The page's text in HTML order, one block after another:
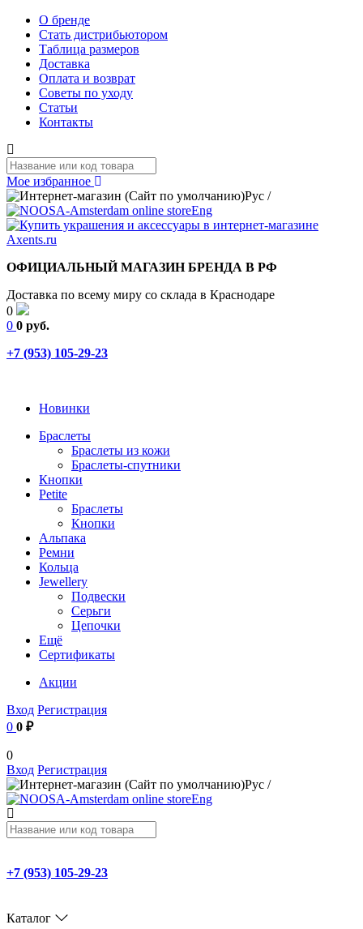
О бренде
Стать дистрибьютором
Таблица размеров
Доставка
Оплата и возврат
Советы по уходу
Статьи
Контакты
Мое избранное
Рус /
Eng
ОФИЦИАЛЬНЫЙ МАГАЗИН БРЕНДА В РФ
Доставка по всему миру со склада в Краснодаре
0
0 0 руб.
+7 (953) 105-29-23
Новинки
Браслеты
Браслеты из кожи
Браслеты-спутники
Кнопки
Petite
Браслеты
Кнопки
Альпака
Ремни
Кольца
Jewellery
Подвески
Серьги
Цепочки
Ещё
Сертификаты
Акции
Вход Регистрация
0 0 ₽
0
Вход Регистрация
Рус /
Eng
+7 (953) 105-29-23
Каталог